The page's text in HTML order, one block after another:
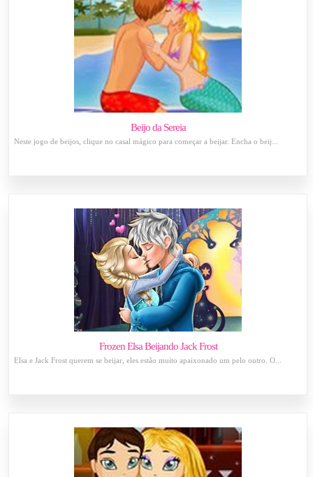
Beijo da Sereia
Neste jogo de beijos, clique no casal mágico para começar a beijar. Encha o beij...
Frozen Elsa Beijando Jack Frost
Elsa e Jack Frost querem se beijar, eles estão muito apaixonado um pelo outro. O...